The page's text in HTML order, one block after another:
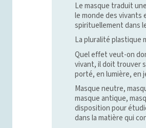
Le masque traduit
le monde des vivants
spirituellement dans
La pluralité plastique
Quel effet veut-on
vivant, il doit trouver
porté, en lumière, en
Masque neutre,
masque antique,
disposition pour
dans la matière qui